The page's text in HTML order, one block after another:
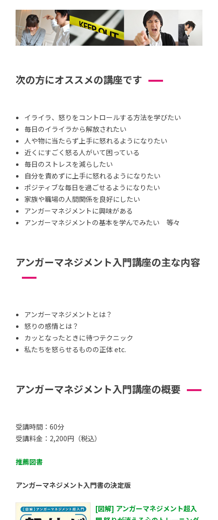
次の方にオススメの講座です
イライラ、怒りをコントロールする方法を学びたい
毎日のイライラから解放されたい
人や物に当たらず上手に怒れるようになりたい
近くにすごく怒る人がいて困っている
毎日のストレスを減らしたい
自分を責めずに上手に怒れるようになりたい
ポジティブな毎日を過ごせるようになりたい
家族や職場の人間関係を良好にしたい
アンガーマネジメントに興味がある
アンガーマネジメントの基本を学んでみたい 等々
アンガーマネジメント入門講座の主な内容
アンガーマネジメントとは？
怒りの感情とは？
カッとなったときに待つテクニック
私たちを怒らせるものの正体 etc.
アンガーマネジメント入門講座の概要
受講時間：60分
受講料金：2,200円（税込）
推薦図書
アンガーマネジメント入門書の決定版
[図解] アンガーマネジメント超入